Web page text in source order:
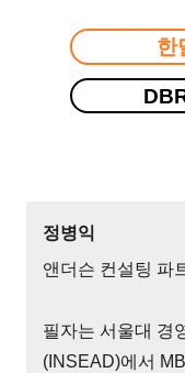
한
정병익
앤더슨 컨설팅 파
필자는 서울대 경
(INSEAD)에서